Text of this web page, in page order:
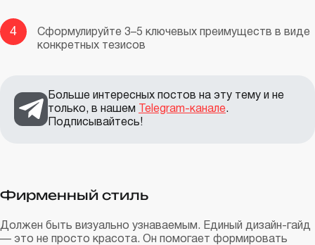
4
Сформулируйте 3–5 ключевых преимуществ в виде
конкретных тезисов
Больше интересных постов на эту тему и не
только, в нашем
Telegram-канале.
Подписывайтесь!
Фирменный стиль
Должен быть визуально узнаваемым. Единый дизайн-гайд
— это не просто красота. Он помогает формировать